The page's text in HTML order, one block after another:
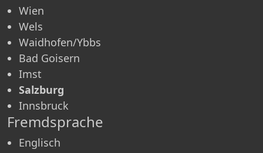
Wien
Wels
Waidhofen/Ybbs
Bad Goisern
Imst
Salzburg
Innsbruck
Fremdsprache
Englisch